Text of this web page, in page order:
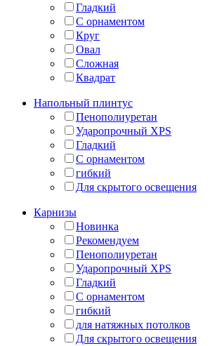
Гладкий
С орнаментом
Круг
Овал
Сложная
Квадрат
Напольный плинтус
Пенополиуретан
Ударопрочный XPS
Гладкий
С орнаментом
гибкий
Для скрытого освещения
Карнизы
Новинка
Рекомендуем
Пенополиуретан
Ударопрочный XPS
Гладкий
С орнаментом
гибкий
для натяжных потолков
Для скрытого освещения